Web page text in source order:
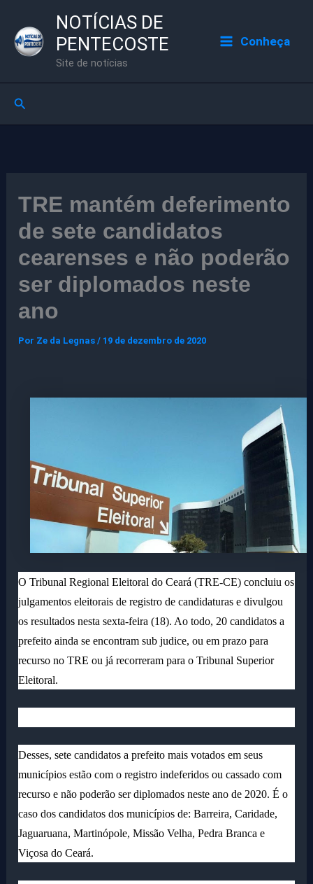
para
NOTÍCIAS DE
PENTECOSTE
Site de notícias
Conheça
Pesquisar
TRE mantém deferimento
de sete candidatos
cearenses e não poderão
ser diplomados neste
ano
Por Ze da Legnas/ 19 de dezembro de 2020
O Tribunal Regional Eleitoral do Ceará (TRE-CE) concluiu os
julgamentos eleitorais de registro de candidaturas e divulgou
os resultados nesta sexta-feira (18). Ao todo, 20 candidatos a
prefeito ainda se encontram sub judice, ou em prazo para
recurso no TRE ou já recorreram para o Tribunal Superior
Eleitoral.
Desses, sete candidatos a prefeito mais votados em seus
municípios estão com o registro indeferidos ou cassado com
recurso e não poderão ser diplomados neste ano de 2020. É o
caso dos candidatos dos municípios de: Barreira, Caridade,
Jaguaruana, Martinópole, Missão Velha, Pedra Branca e
Viçosa do Ceará.